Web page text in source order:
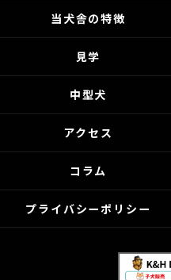
当犬舎の特徴
見学
中型犬
アクセス
コラム
プライバシーポリシー